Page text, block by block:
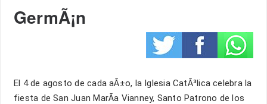
GermÃ¡n
El 4 de agosto de cada aÃ±o, la Iglesia CatÃ³lica celebra la
fiesta de San Juan MarÃ­a Vianney, Santo Patrono de los